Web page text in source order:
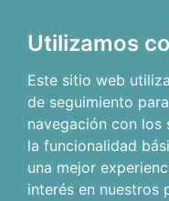
Utilizamos
Este sitio web
de seguimiento
navegación con los
la funcionalidad
una mejor
interés en nuestros